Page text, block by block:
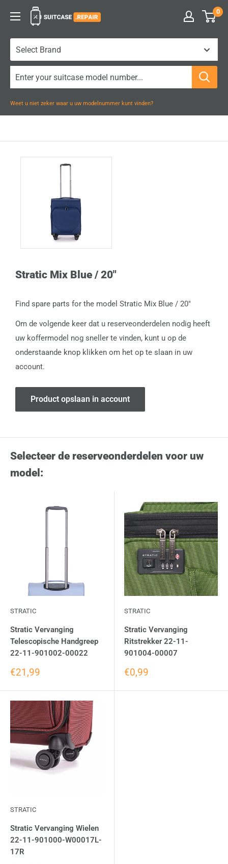
inhoud
Suitcase.Repair 0
Weet u niet zeker waar u uw modelnummer kunt vinden?
Stratic Mix Blue / 20"
Find spare parts for the model Stratic Mix Blue / 20"
Om de volgende keer dat u reserveonderdelen nodig heeft
uw koffermodel nog sneller te vinden, kunt u op de
onderstaande knop klikken om het op te slaan in uw
account.
Product opslaan in account
Selecteer de reserveonderdelen voor uw
model:
STRATIC
Stratic Vervanging
Telescopische Handgreep
22-11-901002-00022
€21,99
STRATIC
Stratic Vervanging
Ritstrekker 22-11-
901004-00007
€0,99
STRATIC
Stratic Vervanging Wielen
22-11-901000-W00017L-
17R